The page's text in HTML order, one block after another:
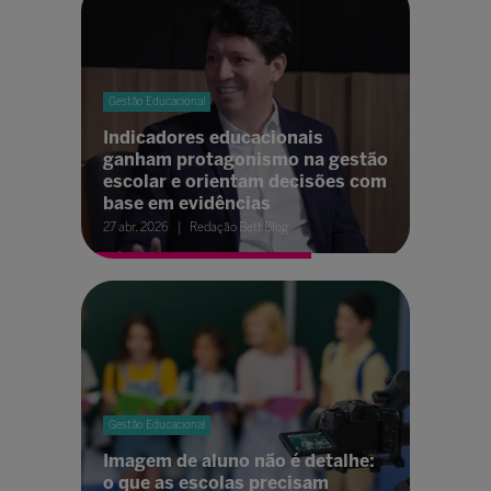
Gestão Educacional
Indicadores educacionais
ganham protagonismo na gestão
escolar e orientam decisões com
base em evidências
27 abr. 2026 Redação Bett Blog
Gestão Educacional
Imagem de aluno não é detalhe:
o que as escolas precisam